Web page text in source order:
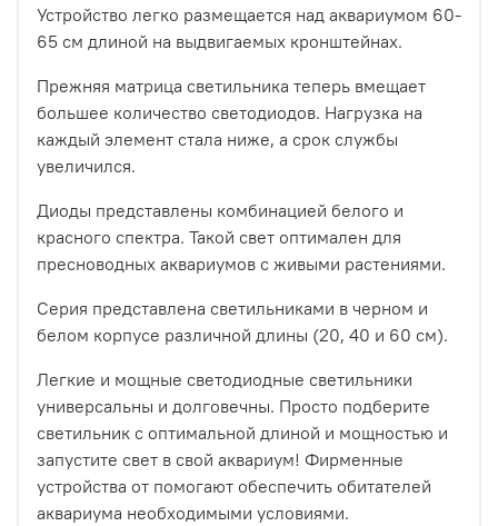
Устройство легко размещается над аквариумом 60-
65 см длиной на выдвигаемых кронштейнах.
Прежняя матрица светильника теперь вмещает
большее количество светодиодов. Нагрузка на
каждый элемент стала ниже, а срок службы
увеличился.
Диоды представлены комбинацией белого и
красного спектра. Такой свет оптимален для
пресноводных аквариумов с живыми растениями.
Серия представлена светильниками в черном и
белом корпусе различной длины (20, 40 и 60 см).
Легкие и мощные светодиодные светильники
универсальны и долговечны. Просто подберите
светильник с оптимальной длиной и мощностью и
запустите свет в свой аквариум! Фирменные
устройства от помогают обеспечить обитателей
аквариума необходимыми условиями.